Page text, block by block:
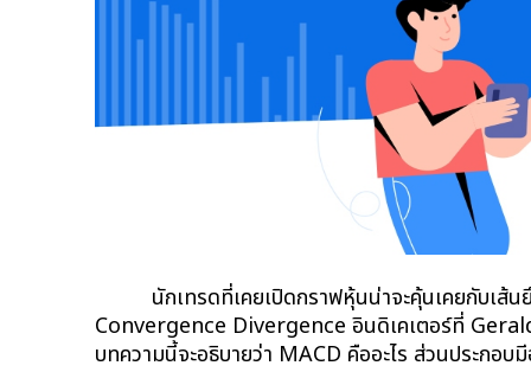
นักเทรดที่เคยเปิดกราฟหุ้นน่าจะคุ้นเคยกับเส้
Convergence Divergence อินดิเคเตอร์ที่
บทความนี้จะอธิบายว่า MACD คืออะไร ส่วนประกอ